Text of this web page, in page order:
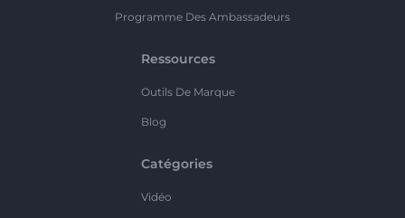
Programme Des Ambassadeurs
Ressources
Outils De Marque
Blog
Catégories
Vidéo